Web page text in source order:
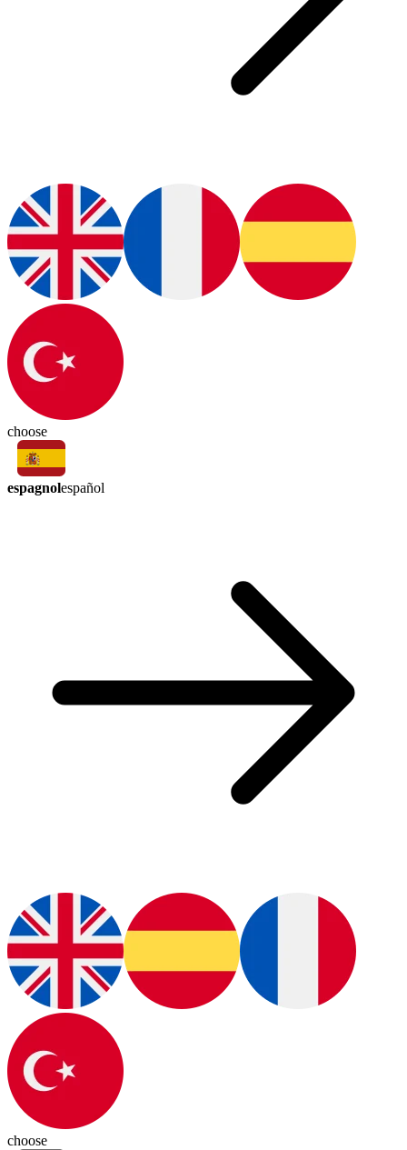
choose
espagnolespañol
choose